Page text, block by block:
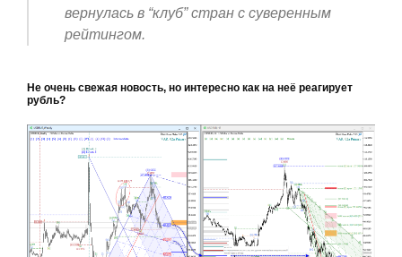
вернулась в “клуб” стран с суверенным
рейтингом.
Не очень свежая новость, но интересно как на неё реагирует
рубль?